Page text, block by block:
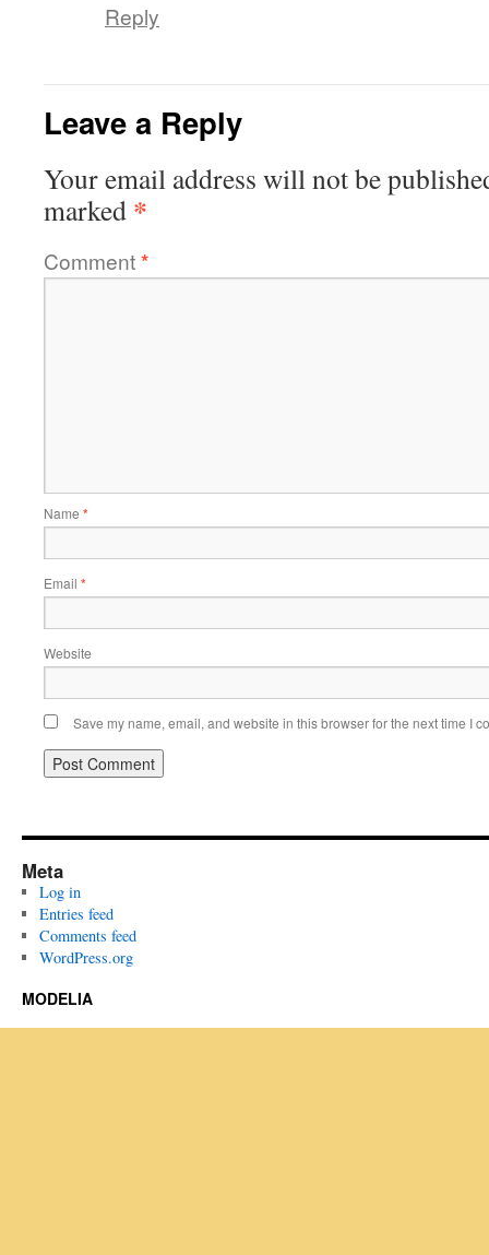
Reply
Leave a Reply
Your email address will not be
marked *
Comment*
Name *
Email *
Website
Save my name, email, and website in this browser for the next time I
Meta
Log in
Entries feed
Comments feed
WordPress.org
MODELIA